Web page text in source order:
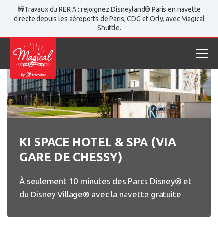
🚧Travaux du RER A : rejoignez Disneyland® Paris en navette
directe depuis les aéroports de Paris, CDG et Orly, avec Magical
Shuttle.
Magical Shuttle
Ki Space Hotel & Spa (via gare de Chessy)
KI SPACE HOTEL & SPA (VIA
GARE DE CHESSY)
À seulement 10 minutes des Parcs Disney® et
du Disney Village® avec la navette gratuite.